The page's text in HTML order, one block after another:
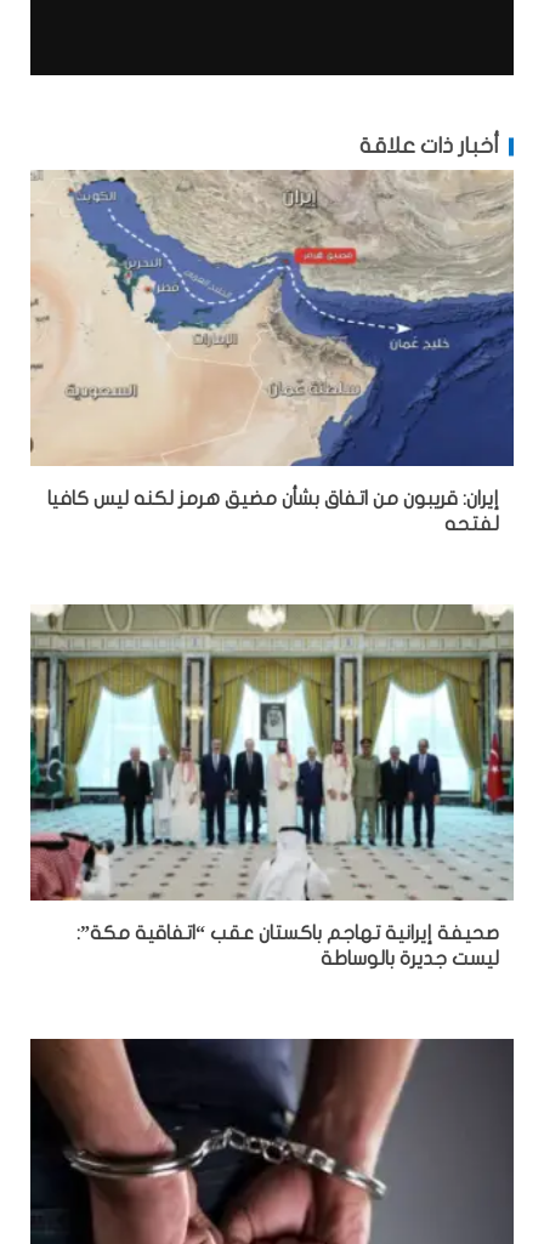
أخبار ذات علاقة
إيران: قريبون من اتفاق بشأن مضيق هرمز لكنه ليس كافيا
لفتحه
صحيفة إيرانية تهاجم باكستان عقب “اتفاقية مكة”:
ليست جديرة بالوساطة